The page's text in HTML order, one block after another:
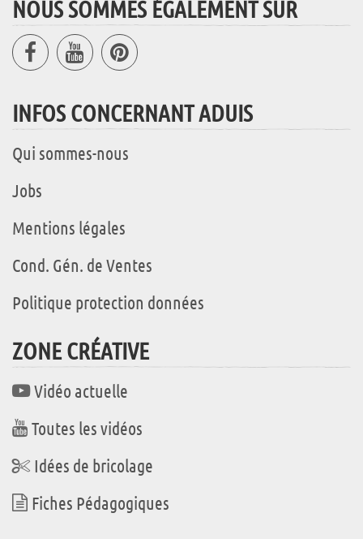
NOUS SOMMES ÉGALEMENT SUR
INFOS CONCERNANT ADUIS
Qui sommes-nous
Jobs
Mentions légales
Cond. Gén. de Ventes
Politique protection données
ZONE CRÉATIVE
Vidéo actuelle
Toutes les vidéos
Idées de bricolage
Fiches Pédagogiques